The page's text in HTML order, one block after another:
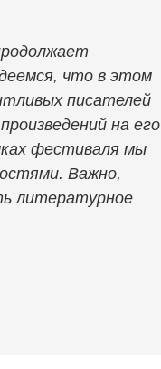
что в этом
писателей
на его
фестиваля мы
Важно,
литературное